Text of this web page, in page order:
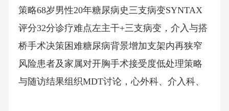
策略68岁男性20年糖尿病史三支病变SYNTAX
评分32分诊疗难点左主干+三支病变，介入与搭
桥手术决策困难糖尿病背景增加支架内再狭窄
风险患者及家属对开胸手术接受度低处理策略
与随访结果组织MDT讨论，心外科、介入科、